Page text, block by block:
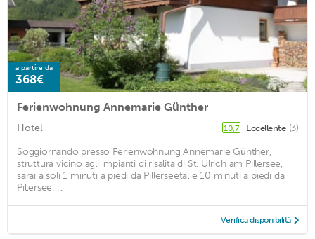
a partire da
368€
Ferienwohnung Annemarie Günther
Hotel 10,7 Eccellente (3)
Soggiornando presso Ferienwohnung Annemarie Günther,
struttura vicino agli impianti di risalita di St. Ulrich am Pillersee,
sarai a soli 1 minuti a piedi da Pillerseetal e 10 minuti a piedi da
Pillersee. ...
Verifica disponibilità